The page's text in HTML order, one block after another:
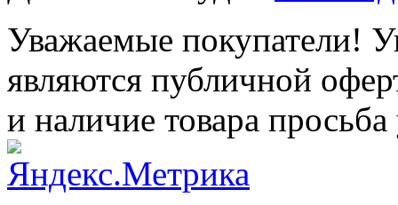
Уважаемые покупатели!
являются публичной
и наличие товара